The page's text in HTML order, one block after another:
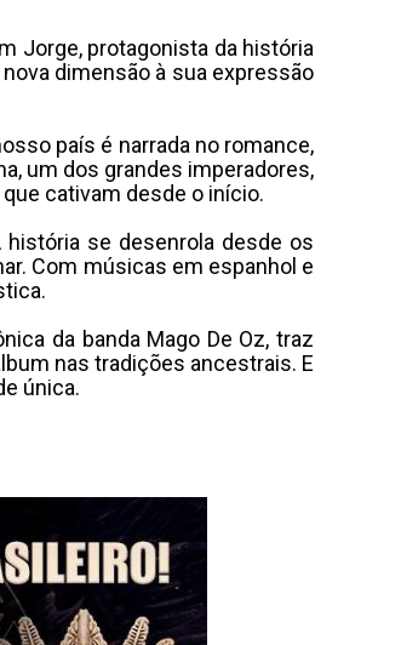
Jorge, protagonista da história
dimensão à sua expressão
país é narrada no romance,
um dos grandes imperadores,
cativam desde o início.
história se desenrola desde os
Com músicas em espanhol e
da banda Mago De Oz, traz
nas tradições ancestrais. E
única.